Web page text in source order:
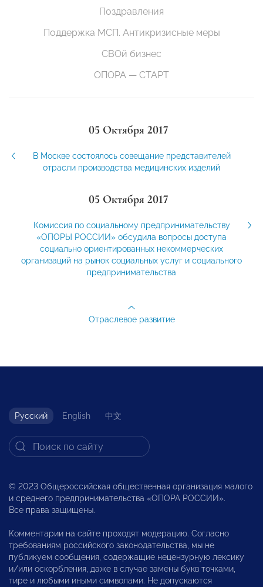
Поздравления
Поддержка МСП. Антикризисные меры
СВОй бизнес
ОПОРА — СТАРТ
05 Октября 2017
В Москве состоялось совещание представителей
отрасли производства медицинских изделий
05 Октября 2017
Комиссия по социальному предпринимательству
«ОПОРЫ РОССИИ» обсудила вопросы доступа
социально ориентированных некоммерческих
организаций на рынок социальных услуг и социального
предпринимательства
Отраслевое развитие
Русский English 中文
© 2023 Общероссийская общественная организация малого
и среднего предпринимательства «ОПОРА РОССИИ».
Все права защищены.
Комментарии на сайте проходят модерацию. Согласно
требованиям российского законодательства, мы не
публикуем сообщения, содержащие нецензурную лексику
и/или оскорбления, даже в случае замены букв точками,
тире и любыми иными символами. Не допускаются